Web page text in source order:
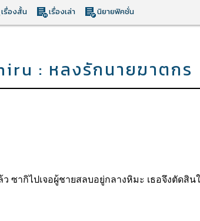
เรื่องสั้น เรื่องเล่า นิยายฟิคชั่น
: หลงรักนายฆาตกร
ากิไปเจอผู้ชายสลบอยู่กลางหิมะ เธอจึงตัดสิน